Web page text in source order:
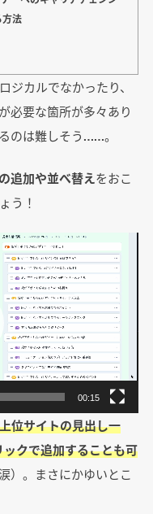
法
ジカルでなかったり、
必要な箇所が多々あり
のは難しそう……。
追加や並べ替え をおこ
う！
00:15
位サイトの見出し一
クで追加することも可
）。まさにかゆいとこ